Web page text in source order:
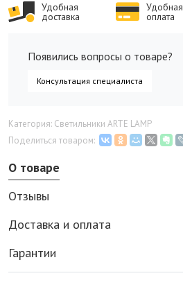
Удобная
доставка
Удобная
оплата
Появились вопросы о товаре?
Консультация специалиста
Категория: Светильники ARTE LAMP
Поделиться товаром:
О товаре
Отзывы
Доставка и оплата
Гарантии